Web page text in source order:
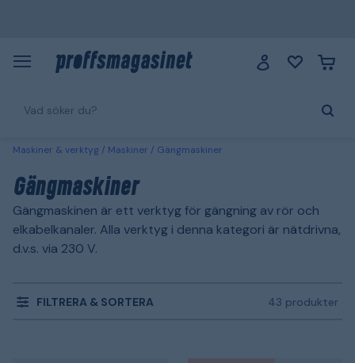
Maskiner & verktyg Maskiner Gängmaskiner
Gängmaskiner
Gängmaskinen är ett verktyg för gängning av rör och
elkabelkanaler. Alla verktyg i denna kategori är nätdrivna,
d.v.s. via 230 V.
FILTRERA & SORTERA 43 produkter